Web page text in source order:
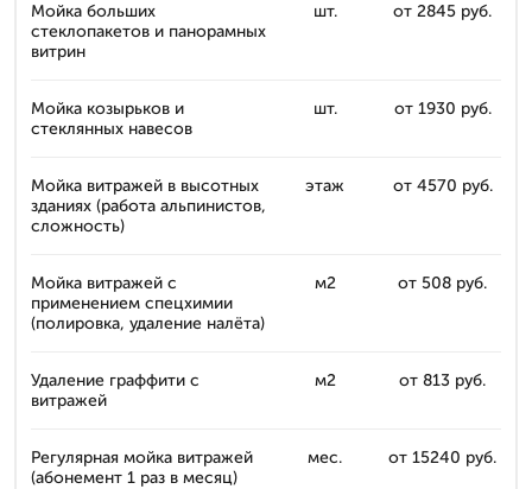
Мойка больших
стеклопакетов и панорамных
витрин
шт. от 2845 руб.
Мойка козырьков и
стеклянных навесов
шт. от 1930 руб.
Мойка витражей в высотных
зданиях (работа альпинистов,
сложность)
этаж от 4570 руб.
Мойка витражей с
применением спецхимии
(полировка, удаление налёта)
м2 от 508 руб.
Удаление граффити с
витражей
м2 от 813 руб.
Регулярная мойка витражей
(абонемент 1 раз в месяц)
мес. от 15240 руб.